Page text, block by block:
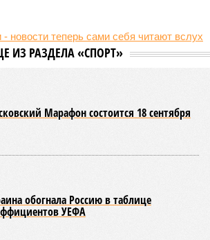
ИЗ РАЗДЕЛА «СПОРТ»
Марафон состоится 18 сентября
обогнала Россию в таблице
УЕФА